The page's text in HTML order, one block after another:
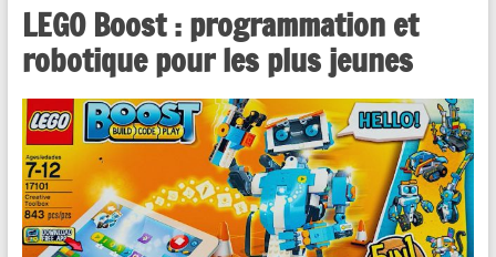
LEGO Boost : programmation et
robotique pour les plus jeunes